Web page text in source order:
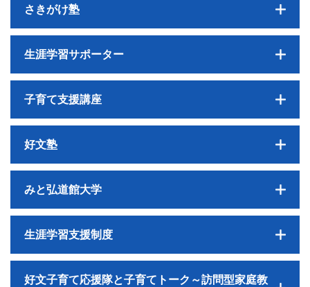
さきがけ塾
生涯学習サポーター
子育て支援講座
好文塾
みと弘道館大学
生涯学習支援制度
好文子育て応援隊と子育てトーク～訪問型家庭教